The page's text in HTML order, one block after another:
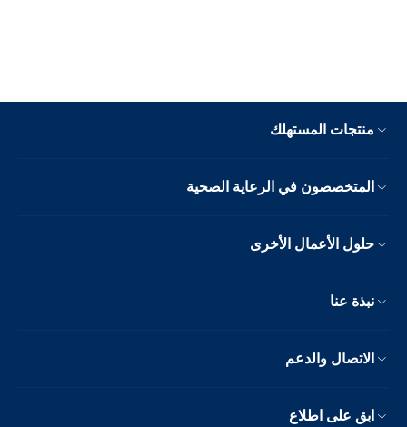
منتجات المستهلك
المتخصصون في الرعاية الصحية
حلول الأعمال الأخرى
نبذة عنا
الاتصال والدعم
ابق على اطلاع